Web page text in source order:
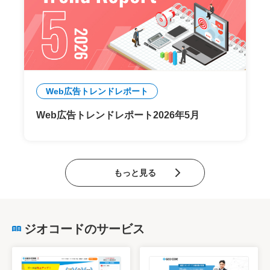
Web広告トレンドレポート
Web広告トレンドレポート2026年5月
もっと見る
ジオコードのサービス